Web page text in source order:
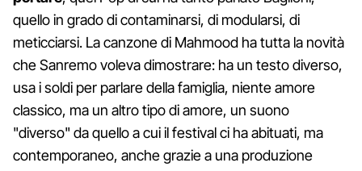
quello in grado di contaminarsi, di modularsi, di
meticciarsi. La canzone di Mahmood ha tutta la novità
che Sanremo voleva dimostrare: ha un testo diverso,
usa i soldi per parlare della famiglia, niente amore
classico, ma un altro tipo di amore, un suono
"diverso" da quello a cui il festival ci ha abituati, ma
contemporaneo, anche grazie a una produzione